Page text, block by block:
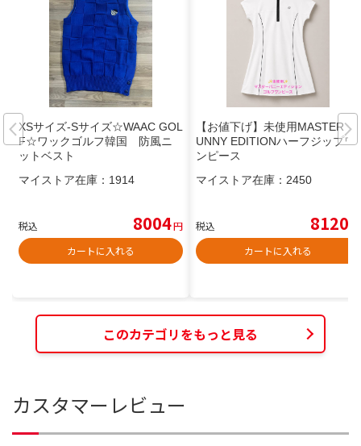
XSサイズ-Sサイズ☆WAAC GOL
F☆ワックゴルフ韓国 防風ニ
ットベスト
マイストア在庫： 1914
税込 8004円
カートに入れる
【お値下げ】未使用MASTER B
UNNY EDITIONハーフジップワ
ンピース
マイストア在庫： 2450
税込 8120
カートに入れる
このカテゴリをもっと見る
カスタマーレビュー